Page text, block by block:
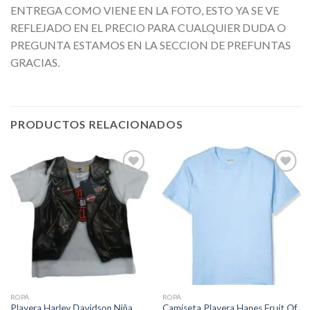
ENTREGA COMO VIENE EN LA FOTO, ESTO YA SE VE
REFLEJADO EN EL PRECIO PARA CUALQUIER DUDA O
PREGUNTA ESTAMOS EN LA SECCION DE PREFUNTAS
GRACIAS.
PRODUCTOS RELACIONADOS
lista de
deseos
ROPA
Añadir
a la
lista de
deseos
ROPA